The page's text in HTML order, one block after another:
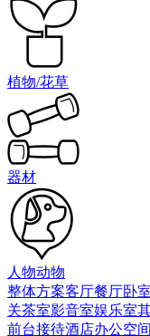
植物/花草
器材
人物动物
整体方案客厅餐厅卧室
关茶室影音室娱乐室
前台接待酒店办公空间